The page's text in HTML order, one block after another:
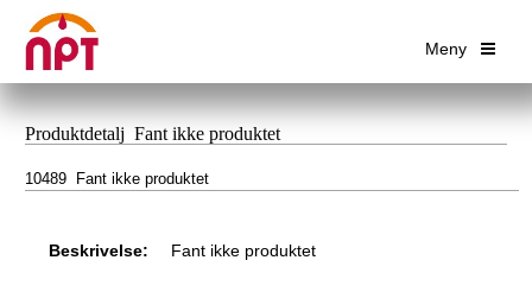
Meny
Produktdetalj Fant ikke produktet
10489 Fant ikke produktet
Beskrivelse: Fant ikke produktet